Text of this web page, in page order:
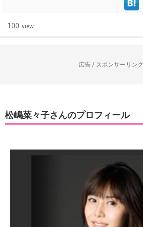
100 view
広告 / スポンサーリンク
松嶋菜々子さんのプロフィール